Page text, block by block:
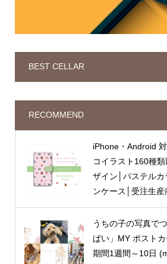
BEST CELLAR
RECOMMEND
iPhone・Android
コイラスト160種
ザイン│パステル
ンケース│受注生
うちの子の写真で
ぱい」MY ポスト
期間1週間～10日